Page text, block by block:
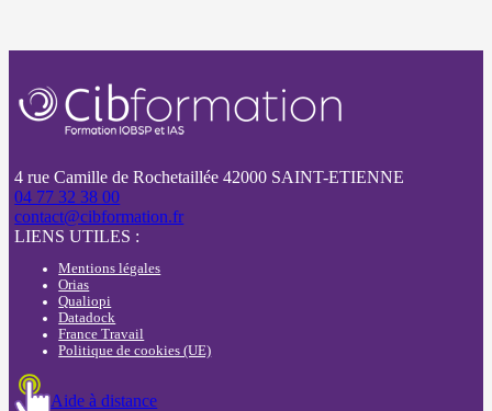
4 rue Camille de Rochetaillée 42000 SAINT-ETIENNE
04 77 32 38 00
contact@cibformation.fr
LIENS UTILES :
Mentions légales
Orias
Qualiopi
Datadock
France Travail
Politique de cookies (UE)
Aide à distance